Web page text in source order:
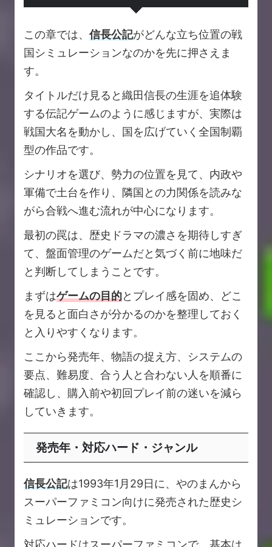
この章では、 信長公記がどんな立ち位置の戦
国シミュレーションなのかを先に押さえま
す。
タイトルだけ見ると織田信長の生涯を追体験
する伝記ゲームのように感じますが、実際は
戦国大名を動かし、国を広げていく全国制覇
型の作品です。
シナリオを選び、勢力の位置を見て、内政や
軍備で土台を作り、隣国との力関係を読みな
がら合戦へ進む流れが中心になります。
最初の罠は、歴史ドラマの濃さを期待しすぎ
て、盤面管理のゲームだと気づく前に地味だ
と判断してしまうことです。
まずはゲームの目的とプレイ感を固め、どこ
を見ると面白さが分かるのかを整理しておく
と入りやすくなります。
ここから発売年、物語の捉え方、システムの
要点、難易度、合う人と合わない人を順番に
確認し、購入前や初回プレイ前の迷いを減ら
していきます。
発売年・対応ハード・ジャンル
信長公記は1993年1月29日に、やのまんから
スーパーファミコン向けに発売された歴史シ
ミュレーションです。
対応ハードはスーパーファミコンで、基本は